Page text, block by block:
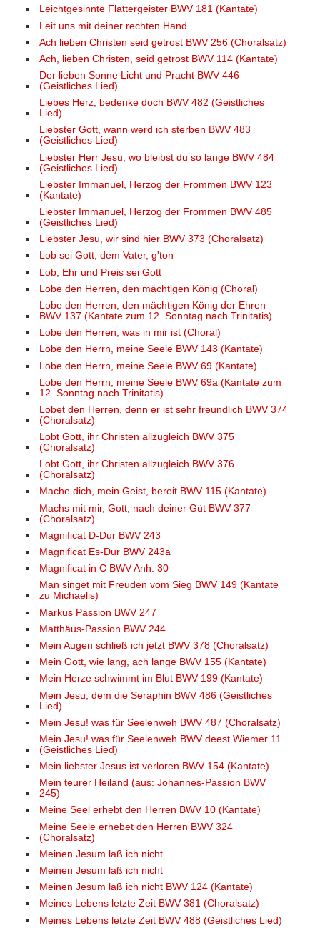
Leichtgesinnte Flattergeister BWV 181 (Kantate)
Leit uns mit deiner rechten Hand
Ach lieben Christen seid getrost BWV 256 (Choralsatz)
Ach, lieben Christen, seid getrost BWV 114 (Kantate)
Der lieben Sonne Licht und Pracht BWV 446
(Geistliches Lied)
Liebes Herz, bedenke doch BWV 482 (Geistliches
Lied)
Liebster Gott, wann werd ich sterben BWV 483
(Geistliches Lied)
Liebster Herr Jesu, wo bleibst du so lange BWV 484
(Geistliches Lied)
Liebster Immanuel, Herzog der Frommen BWV 123
(Kantate)
Liebster Immanuel, Herzog der Frommen BWV 485
(Geistliches Lied)
Liebster Jesu, wir sind hier BWV 373 (Choralsatz)
Lob sei Gott, dem Vater, g'ton
Lob, Ehr und Preis sei Gott
Lobe den Herren, den mächtigen König (Choral)
Lobe den Herren, den mächtigen König der Ehren
BWV 137 (Kantate zum 12. Sonntag nach Trinitatis)
Lobe den Herren, was in mir ist (Choral)
Lobe den Herrn, meine Seele BWV 143 (Kantate)
Lobe den Herrn, meine Seele BWV 69 (Kantate)
Lobe den Herrn, meine Seele BWV 69a (Kantate zum
12. Sonntag nach Trinitatis)
Lobet den Herren, denn er ist sehr freundlich BWV 374
(Choralsatz)
Lobt Gott, ihr Christen allzugleich BWV 375
(Choralsatz)
Lobt Gott, ihr Christen allzugleich BWV 376
(Choralsatz)
Mache dich, mein Geist, bereit BWV 115 (Kantate)
Machs mit mir, Gott, nach deiner Güt BWV 377
(Choralsatz)
Magnificat D-Dur BWV 243
Magnificat Es-Dur BWV 243a
Magnificat in C BWV Anh. 30
Man singet mit Freuden vom Sieg BWV 149 (Kantate
zu Michaelis)
Markus Passion BWV 247
Matthäus-Passion BWV 244
Mein Augen schließ ich jetzt BWV 378 (Choralsatz)
Mein Gott, wie lang, ach lange BWV 155 (Kantate)
Mein Herze schwimmt im Blut BWV 199 (Kantate)
Mein Jesu, dem die Seraphin BWV 486 (Geistliches
Lied)
Mein Jesu! was für Seelenweh BWV 487 (Choralsatz)
Mein Jesu! was für Seelenweh BWV deest Wiemer 11
(Geistliches Lied)
Mein liebster Jesus ist verloren BWV 154 (Kantate)
Mein teurer Heiland (aus: Johannes-Passion BWV
245)
Meine Seel erhebt den Herren BWV 10 (Kantate)
Meine Seele erhebet den Herren BWV 324
(Choralsatz)
Meinen Jesum laß ich nicht
Meinen Jesum laß ich nicht
Meinen Jesum laß ich nicht BWV 124 (Kantate)
Meines Lebens letzte Zeit BWV 381 (Choralsatz)
Meines Lebens letzte Zeit BWV 488 (Geistliches Lied)